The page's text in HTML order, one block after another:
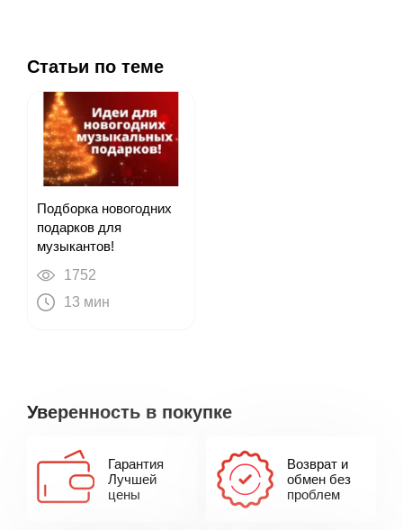
гриф из красного дерева. Хромированные колки. Цвет
Статьи по теме
Подборка новогодних
подарков для
музыкантов!
1752
13 мин
Уверенность в покупке
Гарантия
Лучшей
цены
Возврат и
обмен без
проблем